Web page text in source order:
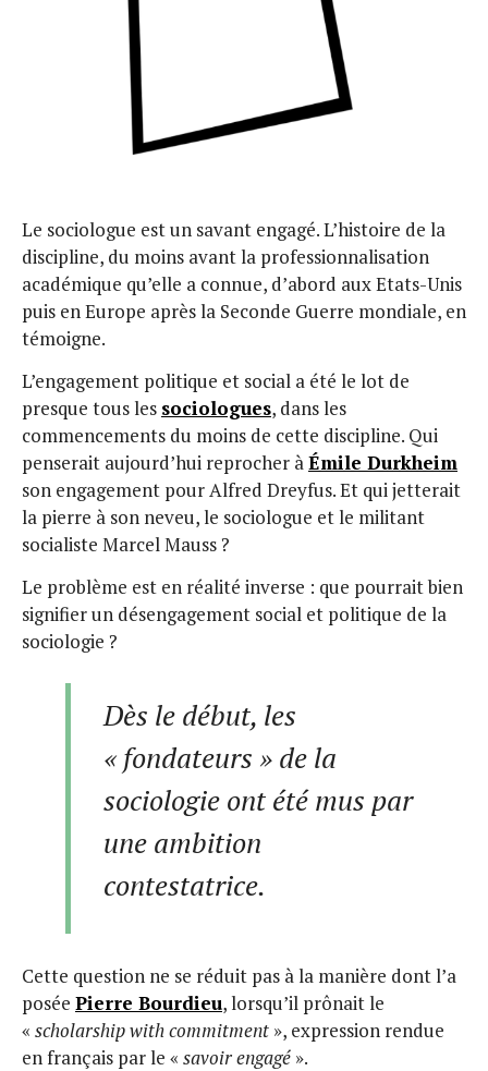
Le sociologue est un savant engagé. L’histoire de la
discipline, du moins avant la professionnalisation
académique qu’elle a connue, d’abord aux Etats-Unis
puis en Europe après la Seconde Guerre mondiale, en
témoigne.
L’engagement politique et social a été le lot de
presque tous les sociologues, dans les
commencements du moins de cette discipline. Qui
penserait aujourd’hui reprocher àÉmile Durkheim
son engagement pour Alfred Dreyfus. Et qui jetterait
la pierre à son neveu, le sociologue et le militant
socialiste Marcel Mauss ?
Le problème est en réalité inverse : que pourrait bien
signifier un désengagement social et politique de la
sociologie ?
Dès le début, les
« fondateurs » de la
sociologie ont été mus par
une ambition
contestatrice.
Cette question ne se réduit pas à la manière dont l’a
posée Pierre Bourdieu, lorsqu’il prônait le
« scholarship with commitment », expression rendue
en français par le « savoir engagé ».